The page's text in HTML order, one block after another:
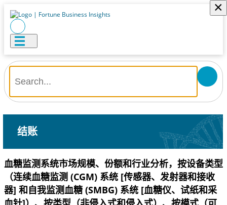
×
结账
血糖监测系统市场规模、份额和行业分析，按设备类型
（连续血糖监测 (CGM) 系统 [传感器、发射器和接收
器] 和自我监测血糖 (SMBG) 系统 [血糖仪、试纸和采